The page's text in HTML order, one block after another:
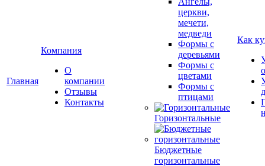
Главная
Компания
О
компании
Отзывы
Контакты
церкви,
мечети,
медведи
Формы с
деревьями
Формы с
цветами
Формы с
птицами
Горизонтальные
Бюджетные
горизонтальные
Как